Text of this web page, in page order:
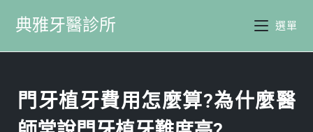
典雅牙醫診所 選單
門牙植牙費用怎麼算?為什麼醫